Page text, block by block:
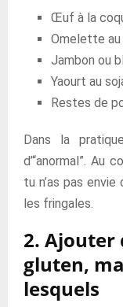
Œuf à la
Omelette au
Jambon ou
Yaourt au
Restes de
Dans la
d’“anormal”.
tu n’as pas
les fringales.
2. Ajouter
gluten,
lesquels